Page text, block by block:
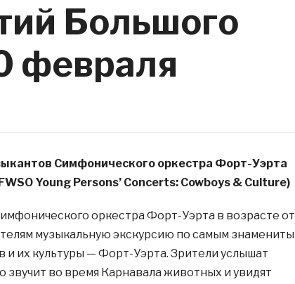
Большого
февраля
Симфонического оркестра Форт-Уэрта
Young Persons’ Concerts: Cowboys & Culture)
оркестра Форт-Уэрта в возрасте от
музыкальную экскурсию по самым
и их культуры — Форт-Уэрта. Зрители услышат
звучит во время Карнавала животных и увидят